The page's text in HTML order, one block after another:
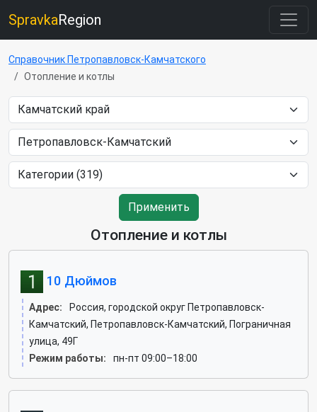
SpravkaRegion
Справочник Петропавловск-Камчатского
Отопление и котлы
Применить
Отопление и котлы
10 Дюймов
Адрес:
Россия, городской округ Петропавловск-
Камчатский, Петропавловск-Камчатский, Пограничная
улица, 49Г
Режим работы:
пн-пт 09:00–18:00